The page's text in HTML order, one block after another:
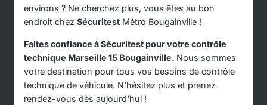
environs ? Ne cherchez plus, vous êtes au bon
endroit chez Sécuritest Métro Bougainville !
Faites confiance à Sécuritest pour votre contrôle
technique Marseille 15 Bougainville. Nous sommes
votre destination pour tous vos besoins de contrôle
technique de véhicule. N’hésitez plus et prenez
rendez-vous dès aujourd’hui !